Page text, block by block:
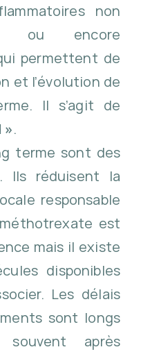
non
ou encore
permettent de
et l’évolution de
Il s’agit de
.
terme sont des
. Ils réduisent la
responsable
est
mais il existe
disponibles
Les délais
sont longs
après